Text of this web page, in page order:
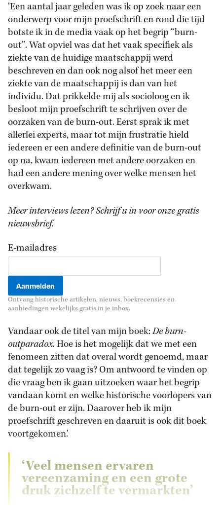
‘Een aantal jaar geleden was ik op zoek naar een
onderwerp voor mijn proefschrift en rond die tijd
botste ik in de media vaak op het begrip “burn-
out”. Wat opviel was dat het vaak specifiek als
ziekte van de huidige maatschappij werd
beschreven en dan ook nog alsof het meer een
ziekte van de maatschappij is dan van het
individu. Dat prikkelde mij als socioloog en ik
besloot mijn proefschrift te schrijven over de
oorzaken van de burn-out. Eerst sprak ik met
allerlei experts, maar tot mijn frustratie hield
iedereen er een andere definitie van de burn-out
op na, kwam iedereen met andere oorzaken en
had een andere mening over welke mensen het
overkwam.
Meer interviews lezen? Schrijf u in voor onze gratis
nieuwsbrief.
E-mailadres
Ontvang historische artikelen, nieuws, boekrecensies en
aanbiedingen wekelijks gratis in je inbox.
Vandaar ook de titel van mijn boek:De burn-
outparadox.Hoe is het mogelijk dat we met een
fenomeen zitten dat overal wordt genoemd, maar
dat tegelijk zo vaag is? Om antwoord te vinden op
die vraag ben ik gaan uitzoeken waar het begrip
vandaan komt en welke historische voorlopers van
de burn-out er zijn. Daarover heb ik mijn
proefschrift geschreven en daaruit is ook dit boek
voortgekomen.’
‘Veel mensen ervaren
vereenzaming en een grote
druk zichzelf te vermarkten’